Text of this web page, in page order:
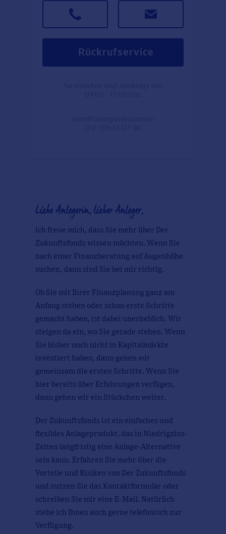
Rückrufservice
Liebe Anlegerin, lieber Anleger,
ich freue mich, dass Sie mehr über Der
Zukunftsfonds wissen möchten. Wenn Sie
nach einer Finanzberatung auf Augenhöhe
suchen, dann sind Sie bei mir richtig.
Ob Sie mit Ihrer Finanzplanung ganz am
Anfang stehen oder schon erste Schritte
gemacht haben, ist dabei unerheblich. Wir
steigen da ein, wo Sie gerade stehen. Wenn
Sie bisher noch nicht in Kapitalmärkte
investiert haben, dann gehen wir
gemeinsam die ersten Schritte. Wenn Sie
hier bereits über Erfahrungen verfügen,
dann gehen wir ein Stückchen weiter.
Der Zukunftsfonds ist ein einfaches und
flexibles Anlageprodukt, das in Niedrigzins-
Zeiten langfristig eine Anlage-Alternative
sein kann. Erfahren Sie mehr über die
Vorteile und Risiken von Der Zukunftsfonds
und nutzen Sie das Kontaktformular oder
schreiben Sie mir eine E-Mail. Natürlich
stehe ich Ihnen auch gerne telefonisch zur
Verfügung.